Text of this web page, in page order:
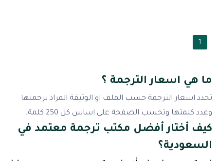
1
ما هي اسعار الترجمة ؟
تحدد اسعار الترجمة حسب الملف او الوثيقة المراد ترجمتها
وعدد كلمتها وتحسب الصفحة علي اساس كل 250 كلمة.
كيف أختار أفضل مكتب ترجمة معتمد في
السعودية؟